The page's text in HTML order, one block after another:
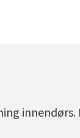
innendørs.